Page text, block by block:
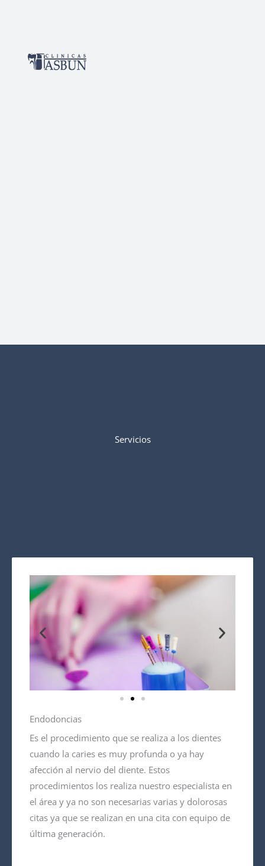
Servicios
Endodoncias
Es el procedimiento que se realiza a los dientes
cuando la caries es muy profunda o ya hay
afección al nervio del diente. Estos
procedimientos los realiza nuestro especialista en
el área y ya no son necesarias varias y dolorosas
citas ya que se realizan en una cita con equipo de
última generación.